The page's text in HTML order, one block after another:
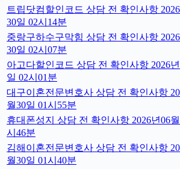
트립닷컴할인코드 상담 전 확인사항
30일 02시14분
중랑구하수구막힘 상담 전 확인사항
30일 02시07분
아고다할인코드 상담 전 확인사항 2026
일 02시01분
대구이혼전문변호사 상담 전 확인사항
월30일 01시55분
휴대폰성지 상담 전 확인사항 2026년06월
시46분
김해이혼전문변호사 상담 전 확인사항
월30일 01시40분